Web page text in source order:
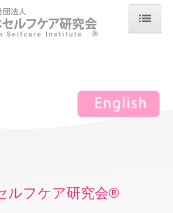
リニック紹介
ルフケア研究会®